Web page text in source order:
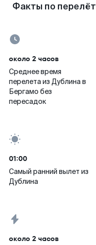
Факты по
около 2 часов
Среднее время
перелета из Дублина в
Бергамо без
пересадок
01:00
Самый ранний вылет из
Дублина
около 2 часов